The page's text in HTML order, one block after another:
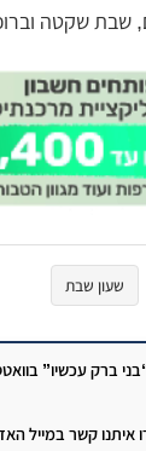
שבת שקטה
שעון שבת
ברק עכשיו”
איתנו קשר במייל